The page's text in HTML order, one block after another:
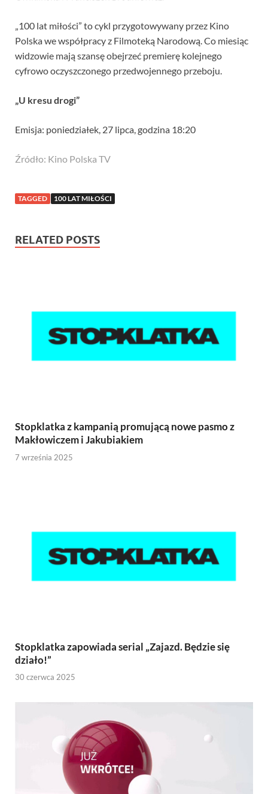
„100 lat miłości” to cykl przygotowywany przez Kino
Polska we współpracy z Filmoteką Narodową. Co miesiąc
widzowie mają szansę obejrzeć premierę kolejnego
cyfrowo oczyszczonego przedwojennego przeboju.
„U kresu drogi”
Emisja: poniedziałek, 27 lipca, godzina 18:20
Źródło: Kino Polska TV
TAGGED 100 LAT MIŁOŚCI
RELATED POSTS
Stopklatka z kampanią promującą nowe pasmo z
Makłowiczem i Jakubiakiem
7 września 2025
Stopklatka zapowiada serial „Zajazd. Będzie się
działo!”
30 czerwca 2025